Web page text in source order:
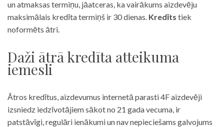
un atmaksas termiņu, jāatceras, ka vairākums aizdevēju
maksimālais kredīta termiņš ir 30 dienas. Kredīts tiek
noformēts ātri.
Daži ātrā kredīta atteikuma
iemesli
Ātros kredītus, aizdevumus internetā parasti 4F aizdevēji
izsniedz iedzīvotājiem sākot no 21 gada vecuma, ir
patstāvīgi, regulāri ienākumi un nav nepieciešams galvojums